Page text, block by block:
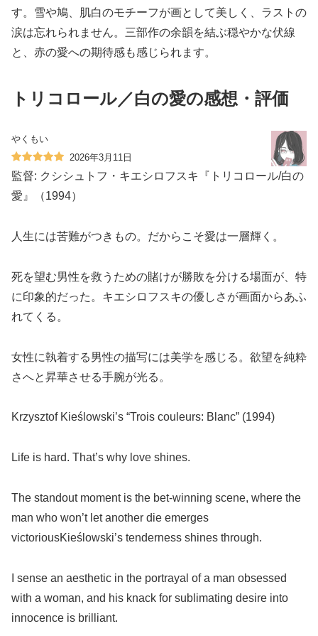
す。雪や鳩、肌白のモチーフが画として美しく、ラストの
涙は忘れられません。三部作の余韻を結ぶ穏やかな伏線
と、赤の愛への期待感も感じられます。
トリコロール／白の愛の感想・評価
やくもい
2026年3月11日
監督: クシシュトフ・キエシロフスキ『トリコロール/白の
愛』（1994）
人生には苦難がつきもの。だからこそ愛は一層輝く。
死を望む男性を救うための賭けが勝敗を分ける場面が、特
に印象的だった。キエシロフスキの優しさが画面からあふ
れてくる。
女性に執着する男性の描写には美学を感じる。欲望を純粋
さへと昇華させる手腕が光る。
Krzysztof Kieślowski’s “Trois couleurs: Blanc” (1994)
Life is hard. That’s why love shines.
The standout moment is the bet-winning scene, where the
man who won’t let another die emerges
victoriousKieślowski’s tenderness shines through.
I sense an aesthetic in the portrayal of a man obsessed
with a woman, and his knack for sublimating desire into
innocence is brilliant.